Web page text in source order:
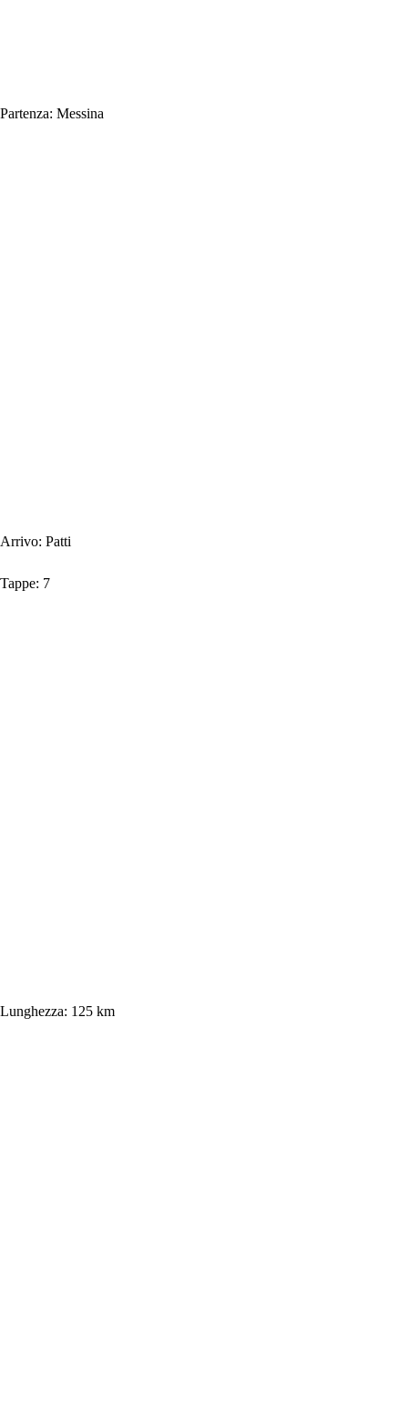
Partenza: Messina
Arrivo: Patti
Tappe: 7
Lunghezza: 125 km